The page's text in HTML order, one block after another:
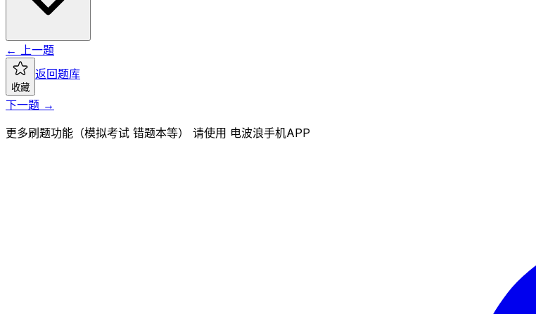
← 上一题
收藏
返回题库
下一题 →
更多刷题功能（模拟考试 错题本等） 请使用 电波浪手机APP